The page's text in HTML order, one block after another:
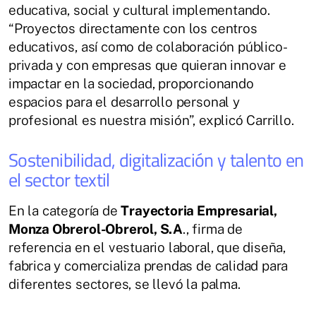
educativa, social y cultural implementando.
“Proyectos directamente con los centros
educativos, así como de colaboración público-
privada y con empresas que quieran innovar e
impactar en la sociedad, proporcionando
espacios para el desarrollo personal y
profesional es nuestra misión”, explicó Carrillo.
Sostenibilidad, digitalización y talento en
el sector textil
En la categoría deTrayectoria Empresarial,
Monza Obrerol-Obrerol, S.A., firma de
referencia en el vestuario laboral, que diseña,
fabrica y comercializa prendas de calidad para
diferentes sectores, se llevó la palma.